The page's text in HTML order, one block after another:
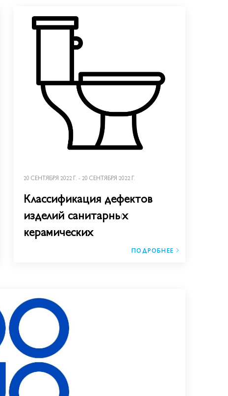
20 СЕНТЯБРЯ 2022 Г. - 20 СЕНТЯБРЯ 2022 Г.
Классификация дефектов
изделий санитарных
керамических
ПОДРОБНЕЕ